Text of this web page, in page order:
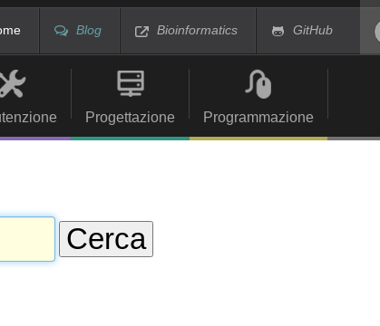
Blog Bioinformatics GitHub
Progettazione Programmazione